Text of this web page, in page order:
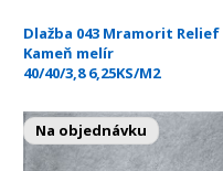
Dlažba 043 Mramorit Relief
Kameň melír
40/40/3,8 6,25KS/M2
Na objednávku